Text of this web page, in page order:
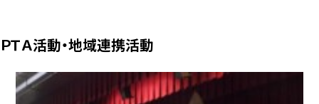
ＰＴＡ活動・地域連携活動